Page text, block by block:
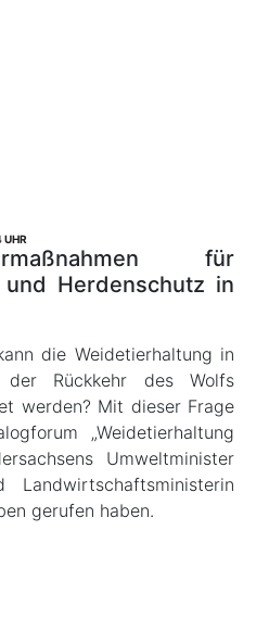
für
Herdenschutz in
die Weidetierhaltung in
der Rückkehr des Wolfs
werden? Mit dieser Frage
„Weidetierhaltung
Umweltminister
gerufen haben.